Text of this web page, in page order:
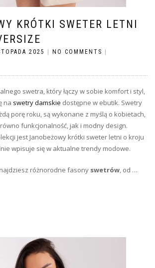
KRÓTKI SWETER LETNI
2025 | NO COMMENTS |
swetra, który łączy w sobie komfort i styl,
na swetry damskie dostępne w ebutik. Swetry
porę roku, są wykonane z myślą o kobietach,
funkcjonalność, jak i modny design.
jest Janobeżowy krótki sweter letni o kroju
wpisuje się w aktualne trendy modowe.
różnorodne fasony swetrów, od …